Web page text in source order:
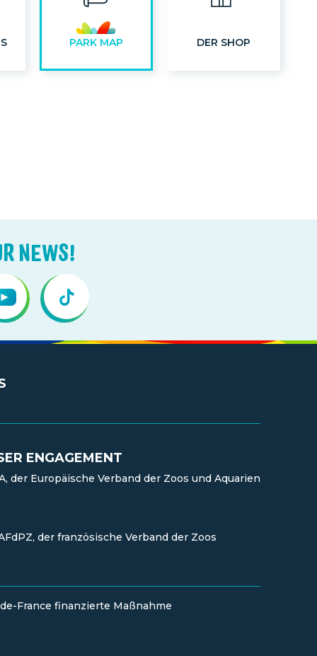
PARK MAP DER SHOP
NEWS!
ENGAGEMENT
der Europäische Verband der Zoos und Aquarien
der französische Verband der Zoos
France finanzierte Maßnahme